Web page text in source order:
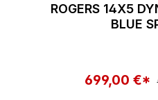
ROGERS 14X5
BLUE
699,00 €*